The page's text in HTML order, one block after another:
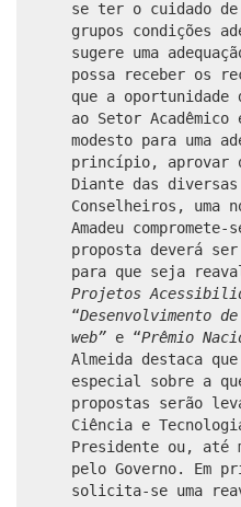
se ter o cuidado
grupos condições
sugere uma
possa receber os
que a
ao Setor
modesto para uma
princípio, aprovar
Diante das
Conselheiros, uma
Amadeu
proposta deverá
para que seja
Projetos
“Desenvolvimento
web” e “Prêmio
Almeida destaca
especial sobre a
propostas serão
Ciência e
Presidente ou, até
pelo Governo. Em
solicita-se uma